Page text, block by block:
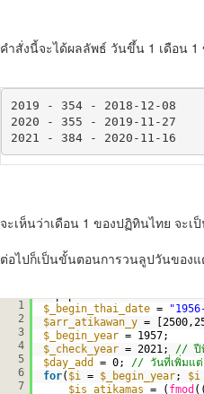
คำสั่งนี้จะได้ผลลัพธ์ วันขึ้น 1 เดือน
2019 - 354 - 2018-12-08
2020 - 355 - 2019-11-27
2021 - 384 - 2020-11-16
จะเห็นว่าเดือน 1 ของปฏิทินไทย จะเ
ต่อไปก็เป็นขั้นตอนการวนลูปวันของ
1
2
3
4
5
6
7
<?php
$_begin_thai_date =
$arr_atikawan_y =
$_begin_year = 1957;
$_check_year = 2021; // ปี
$day_add
= 0; // วันที่เพิ่มแต่
for( $i = $_begin_year; $i
$is_atikamas = ( fmod